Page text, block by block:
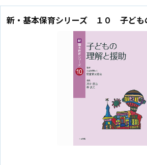
新・基本保育シリーズ １０ 子ども